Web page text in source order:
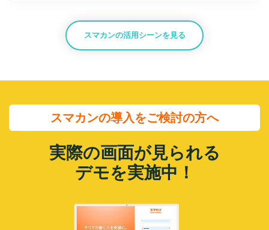
スマカンの活用シーンを見る
スマカンの導入をご検討の方へ
実際の画面が見られる
デモを実施中！